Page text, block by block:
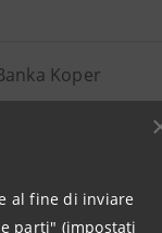
al fine di inviare
parti" (impostati
Koper